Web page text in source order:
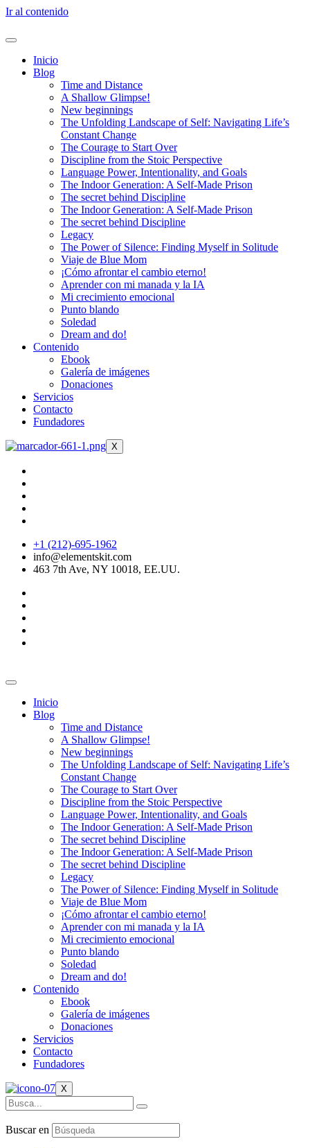
Ir al contenido
Inicio
Blog
Time and Distance
A Shallow Glimpse!
New beginnings
The Unfolding Landscape of Self: Navigating Life’s
Constant Change
The Courage to Start Over
Discipline from the Stoic Perspective
Language Power, Intentionality, and Goals
The Indoor Generation: A Self-Made Prison
The secret behind Discipline
The Indoor Generation: A Self-Made Prison
The secret behind Discipline
Legacy
The Power of Silence: Finding Myself in Solitude
Viaje de Blue Mom
¡Cómo afrontar el cambio eterno!
Aprender con mi manada y la IA
Mi crecimiento emocional
Punto blando
Soledad
Dream and do!
Contenido
Ebook
Galería de imágenes
Donaciones
Servicios
Contacto
Fundadores
X
+1 (212)-695-1962
info@elementskit.com
463 7th Ave, NY 10018, EE.UU.
Inicio
Blog
Time and Distance
A Shallow Glimpse!
New beginnings
The Unfolding Landscape of Self: Navigating Life’s
Constant Change
The Courage to Start Over
Discipline from the Stoic Perspective
Language Power, Intentionality, and Goals
The Indoor Generation: A Self-Made Prison
The secret behind Discipline
The Indoor Generation: A Self-Made Prison
The secret behind Discipline
Legacy
The Power of Silence: Finding Myself in Solitude
Viaje de Blue Mom
¡Cómo afrontar el cambio eterno!
Aprender con mi manada y la IA
Mi crecimiento emocional
Punto blando
Soledad
Dream and do!
Contenido
Ebook
Galería de imágenes
Donaciones
Servicios
Contacto
Fundadores
X
Buscar en